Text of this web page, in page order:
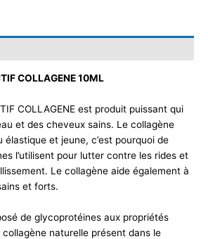
COLLAGENE 10ML
COLLAGENE est produit puissant qui
et des cheveux sains. Le collagène
élastique et jeune, c’est pourquoi de
l’utilisent pour lutter contre les rides et
Le collagène aide également à
et forts.
de glycoprotéines aux propriétés
naturelle présent dans le